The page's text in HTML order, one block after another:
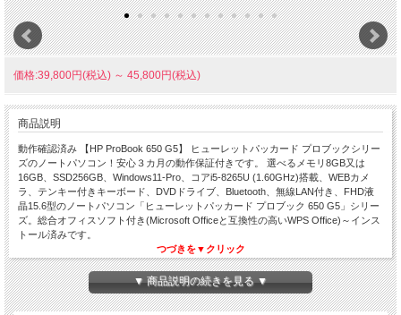
価格:39,800円(税込) ～ 45,800円(税込)
商品説明
動作確認済み 【HP ProBook 650 G5】 ヒューレットパッカード プロブックシリー
ズのノートパソコン！安心３カ月の動作保証付きです。 選べるメモリ8GB又は
16GB、SSD256GB、Windows11-Pro、コアi5-8265U (1.60GHz)搭載、WEBカメ
ラ、テンキー付きキーボード、DVDドライブ、Bluetooth、無線LAN付き、FHD液
晶15.6型のノートパソコン「ヒューレットパッカード プロブック 650 G5」シリー
ズ。総合オフィスソフト付き(Microsoft Officeと互換性の高いWPS Office)～インス
トール済みです。
つづきを▼クリック
ヒューレットパッカード プロブックシリー
ズ
▼ 商品説明の続きを見る ▼